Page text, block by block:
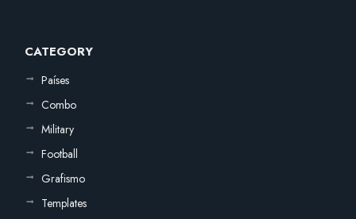
CATEGORY
Países
Combo
Military
Football
Grafismo
Templates